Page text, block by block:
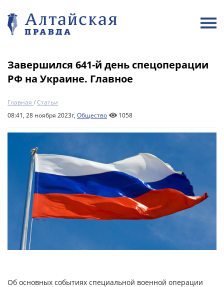
Завершился 641-й день спецоперации
РФ на Украине. Главное
Главная /Статьи
08:41, 28 ноября 2023г, Общество 1058
Об основных событиях специальной военной операции